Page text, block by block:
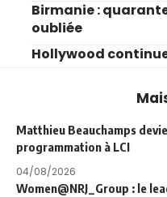
Birmanie :
oubliée
Hollywood
Matthieu Beauchamps
programmation à LCI
04/08/2026
Women@NRJ_Group : le